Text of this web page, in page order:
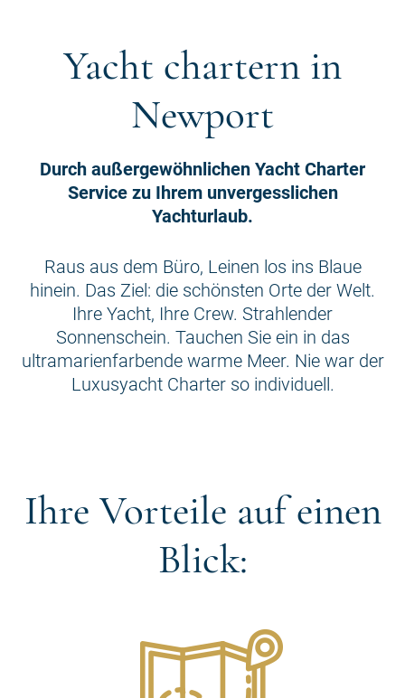
Yacht chartern in
Newport
Durch außergewöhnlichen Yacht Charter
Service zu Ihrem unvergesslichen
Yachturlaub.
Raus aus dem Büro, Leinen los ins Blaue
hinein. Das Ziel: die schönsten Orte der Welt.
Ihre Yacht, Ihre Crew. Strahlender
Sonnenschein. Tauchen Sie ein in das
ultramarienfarbende warme Meer. Nie war der
Luxusyacht Charter so individuell.
Ihre Vorteile auf einen
Blick: